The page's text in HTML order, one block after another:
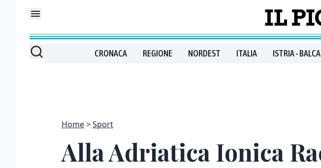
CRONACA REGIONE NORDEST ITALIA ISTRIA -
Home Sport
Alla Adriatica Ionica